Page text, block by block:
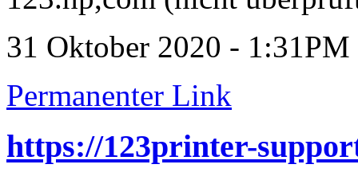
31 Oktober 2020 - 1:31PM
Permanenter Link
https://123printer-